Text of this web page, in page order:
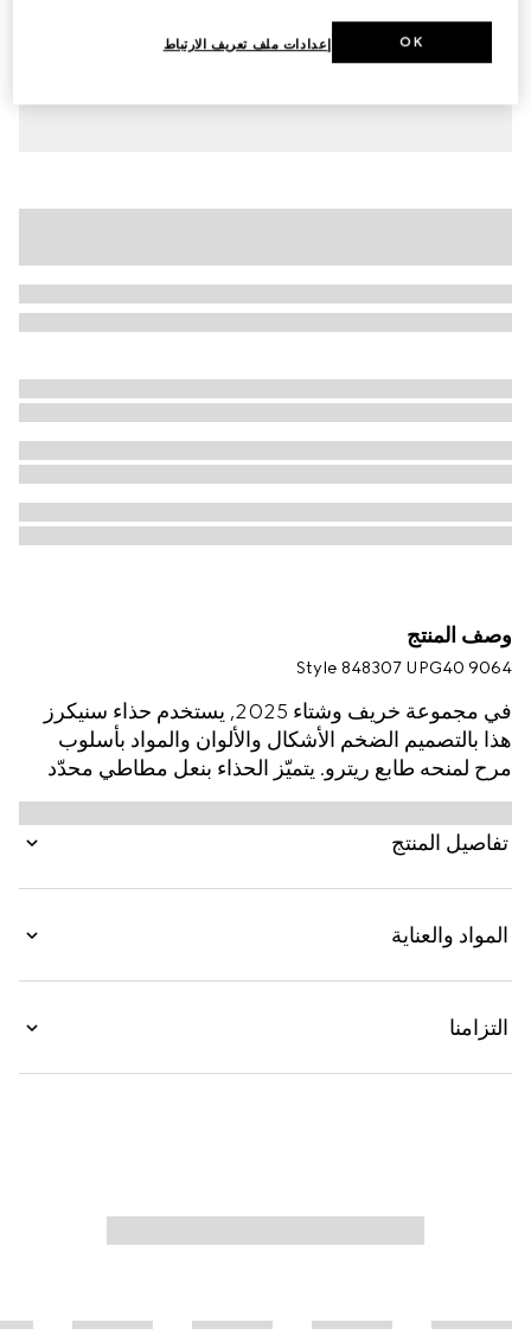
تنويعاتجلد باللون الأبيض
وصف المنتج
Style ‎848307 UPG40 9064
في مجموعة خريف وشتاء 2025, يستخدم حذاء سنيكرز
هذا بالتصميم الضخم الأشكال والألوان والمواد بأسلوب
مرح لمنحه طابع ريترو. يتميّز الحذاء بنعل مطاطي محدّد
الشكل، وهو مصنوع من الجلد، بينما يكتمل التصميم
بتفصيل شريط ويب.
تفاصيل المنتج
المواد والعناية
التزامنا
إعدادات ملف تعريف الارتباط OK